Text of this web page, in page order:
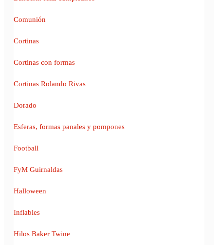
Comunión
Cortinas
Cortinas con formas
Cortinas Rolando Rivas
Dorado
Esferas, formas panales y pompones
Football
FyM Guirnaldas
Halloween
Inflables
Hilos Baker Twine